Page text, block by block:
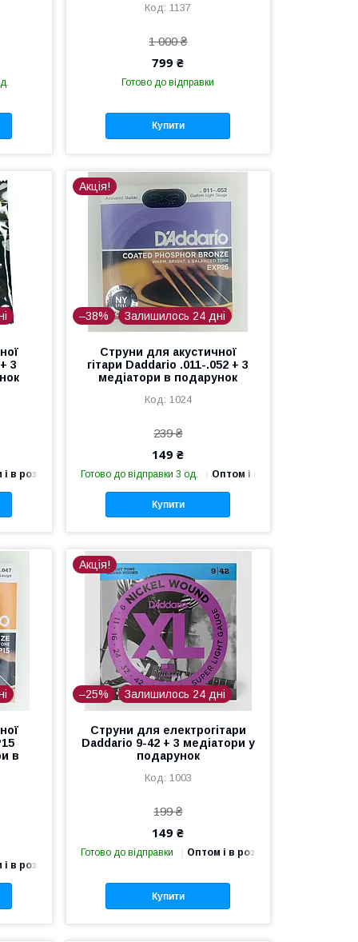
1137
1 000 ₴
799 ₴
Готово до відправки
Купити
3
в роздріб
Акція!
–38% Залишилось 24 дні
Струни для акустичної
гітари Daddario .011-.052 + 3
медіатори в подарунок
1024
239 ₴
149 ₴
Готово до відправки 3 од. Оптом і в роздріб
Купити
в
в роздріб
Акція!
–25% Залишилось 24 дні
Струни для електрогітари
Daddario 9-42 + 3 медіатори у
подарунок
1003
199 ₴
149 ₴
Готово до відправки Оптом і в роздріб
Купити